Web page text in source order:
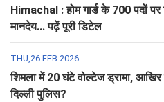
Himachal : होम गार्ड के 700 पदों पर
मानदेय... पढ़ें पूरी डिटेल
THU,26 FEB 2026
शिमला में 20 घंटे वोल्टेज ड्रामा,
दिल्ली पुलिस?